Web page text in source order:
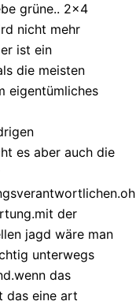
grüne.. 2×4
nicht mehr
ist ein
die meisten
eigentümliches
es aber auch die
der
jagd wäre man
unterwegs
das
das eine art